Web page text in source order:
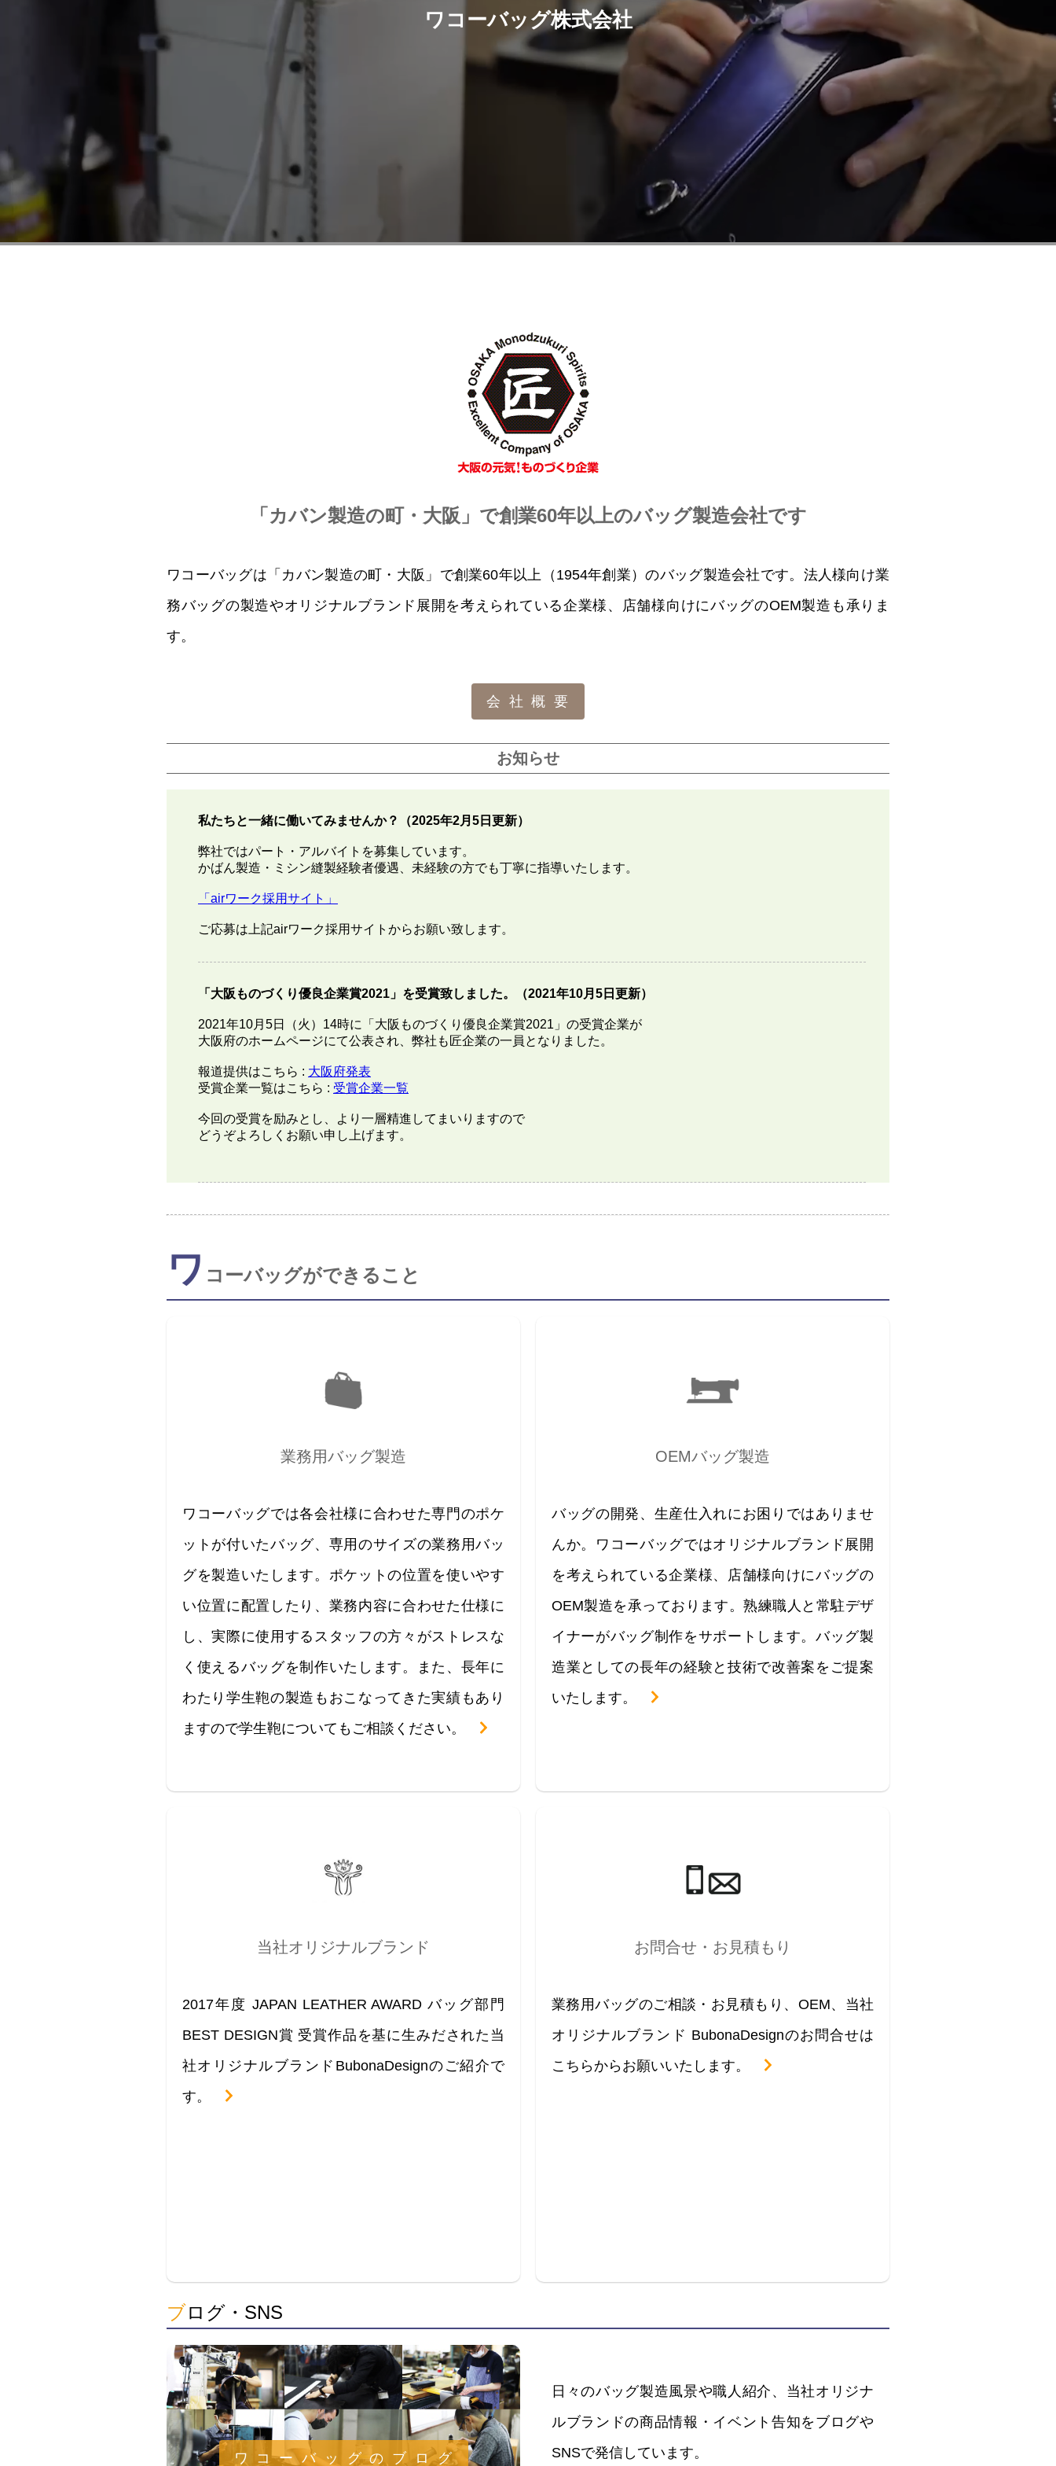
ワコーバッグ株式会社
「カバン製造の町・大阪」で創業60年以上のバッグ製造会社です
ワコーバッグは「カバン製造の町・大阪」で創業60年以上（1954年創業）のバッグ製造会社です。法人様向け業
務バッグの製造やオリジナルブランド展開を考えられている企業様、店舗様向けにバッグのOEM製造も承りま
す。
会社概要
お知らせ
私たちと一緒に働いてみませんか？（2025年2月5日更新）
弊社ではパート・アルバイトを募集しています。
かばん製造・ミシン縫製経験者優遇、未経験の方でも丁寧に指導いたします。
「airワーク採用サイト」
ご応募は上記airワーク採用サイトからお願い致します。
「大阪ものづくり優良企業賞2021」を受賞致しました。（2021年10月5日更新）
2021年10月5日（火）14時に「大阪ものづくり優良企業賞2021」の受賞企業が
大阪府のホームページにて公表され、弊社も匠企業の一員となりました。
報道提供はこちら : 大阪府発表
受賞企業一覧はこちら : 受賞企業一覧
今回の受賞を励みとし、より一層精進してまいりますので
どうぞよろしくお願い申し上げます。
ワ コーバッグができること
業務用バッグ製造
ワコーバッグでは各会社様に合わせた専門のポケ
ットが付いたバッグ、専用のサイズの業務用バッ
グを製造いたします。ポケットの位置を使いやす
い位置に配置したり、業務内容に合わせた仕様に
し、実際に使用するスタッフの方々がストレスな
く使えるバッグを制作いたします。また、長年に
わたり学生鞄の製造もおこなってきた実績もあり
ますので学生鞄についてもご相談ください。
OEMバッグ製造
バッグの開発、生産仕入れにお困りではありませ
んか。ワコーバッグではオリジナルブランド展開
を考えられている企業様、店舗様向けにバッグの
OEM製造を承っております。熟練職人と常駐デザ
イナーがバッグ制作をサポートします。バッグ製
造業としての長年の経験と技術で改善案をご提案
いたします。
当社オリジナルブランド
2017年度 JAPAN LEATHER AWARD バッグ部門
BEST DESIGN賞 受賞作品を基に生みだされた当
社オリジナルブランドBubonaDesignのご紹介で
す。
お問合せ・お見積もり
業務用バッグのご相談・お見積もり、OEM、当社
オリジナルブランド BubonaDesignのお問合せは
こちらからお願いいたします。
ブログ・SNS
ワコーバッグのブログ
日々のバッグ製造風景や職人紹介、当社オリジナ
ルブランドの商品情報・イベント告知をブログや
SNSで発信しています。